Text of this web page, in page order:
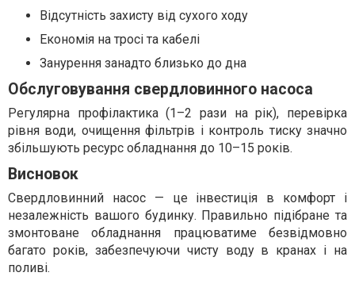
Відсутність захисту від сухого ходу
Економія на тросі та кабелі
Занурення занадто близько до дна
Обслуговування свердловинного насоса
Регулярна профілактика (1–2 рази на рік), перевірка
рівня води, очищення фільтрів і контроль тиску значно
збільшують ресурс обладнання до 10–15 років.
Висновок
Свердловинний насос — це інвестиція в комфорт і
незалежність вашого будинку. Правильно підібране та
змонтоване обладнання працюватиме безвідмовно
багато років, забезпечуючи чисту воду в кранах і на
поливі.